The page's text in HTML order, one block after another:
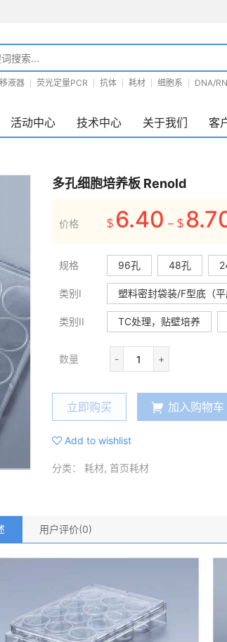
移液器 荧光定量PCR 抗体 耗材 细胞系 DNA/
活动中心 技术中心 关于我们 客
多孔细胞培养板 Renold
价格 $ 6.40 – $
规格 96孔 48孔
类别I 塑料密封袋装/F型底（平
类别II TC处理，贴壁培养
数量 - +
立即购买 加入购物车
Add to wishlist
分类： 耗材, 首页耗材
用户评价(0)